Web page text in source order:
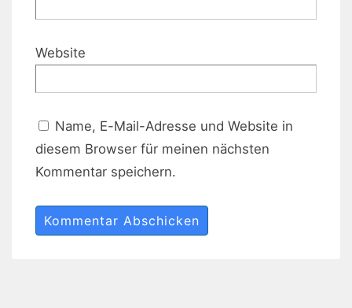
Website
Name, E-Mail-Adresse und Website in
diesem Browser für meinen nächsten
Kommentar speichern.